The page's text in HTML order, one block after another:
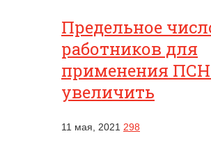
Предельное
работников для
применения
увеличить
11 мая, 2021 298